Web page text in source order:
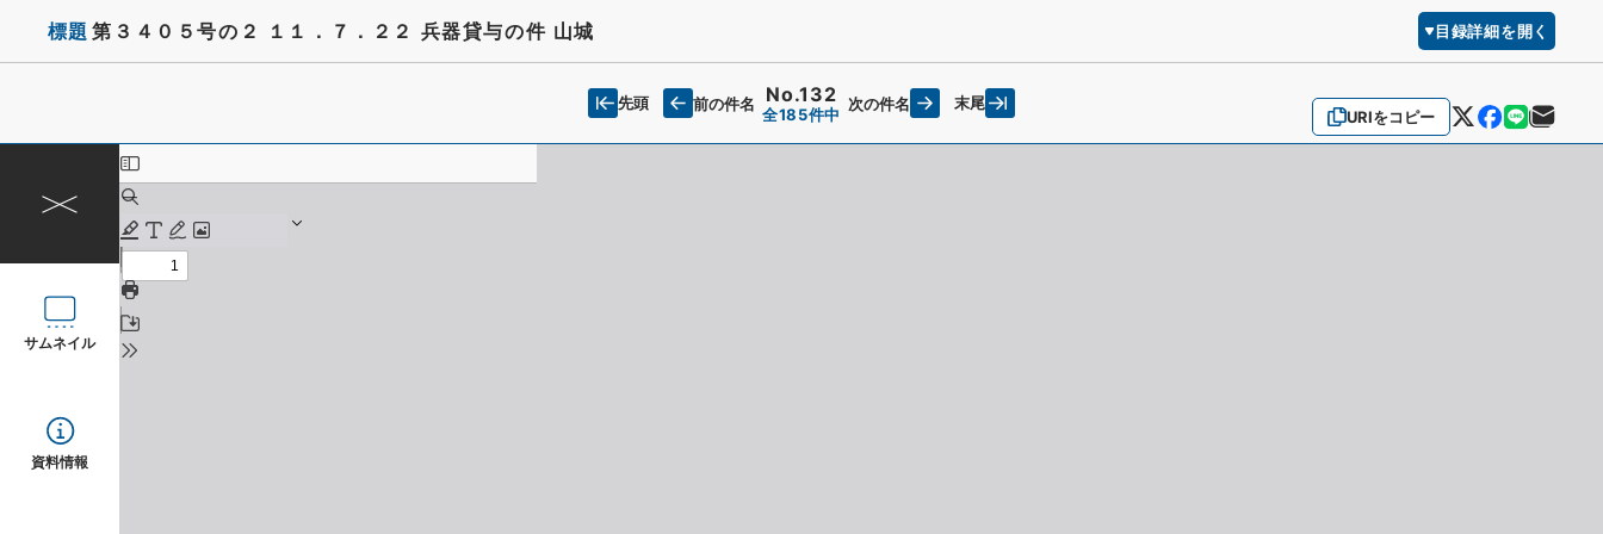
標題 第３４０５号の２ １１．７．２２ 兵器貸与の件 山城 目録詳細を開く
URIをコピー
先頭 前の件名 No.132
全185件中
次の件名 末尾
サムネイル
資料情報